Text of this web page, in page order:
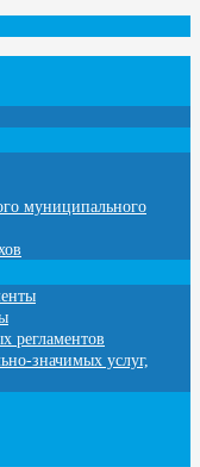
муниципального
регламентов
значимых услуг,